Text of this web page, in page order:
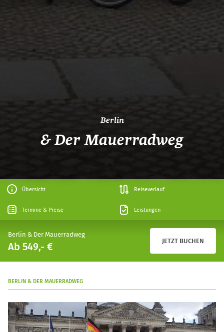
Berlin
& Der Mauerradweg
Übersicht Reiseverlauf
Termine & Preise Leistungen
Berlin & Der Mauerradweg
Ab 549,- € JETZT BUCHEN
BERLIN & DER MAUERRADWEG